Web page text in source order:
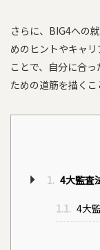
さらに、BIG4への
めのヒントやキャ
ことで、自分に合
ための道筋を描くこ
1. 4大監査
1.1. 4大